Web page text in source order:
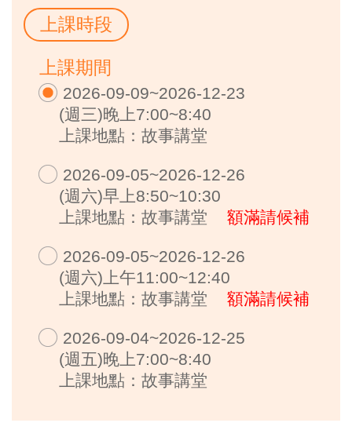
上課時段
上課期間
2026-09-09~2026-12-23
(週三)晚上7:00~8:40
上課地點：故事講堂
2026-09-05~2026-12-26
(週六)早上8:50~10:30
上課地點：故事講堂
額滿請候補
2026-09-05~2026-12-26
(週六)上午11:00~12:40
上課地點：故事講堂
額滿請候補
2026-09-04~2026-12-25
(週五)晚上7:00~8:40
上課地點：故事講堂